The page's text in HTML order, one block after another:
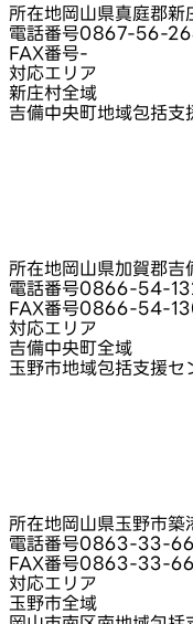
所在地岡山県真庭郡
電話番号0867-56-
FAX番号-
対応エリア
新庄村全域
吉備中央町地域包括支
所在地岡山県加賀郡吉
電話番号0866-54-
FAX番号0866-54-
対応エリア
吉備中央町全域
玉野市地域包括支援セ
所在地岡山県玉野市築
電話番号0863-33-
FAX番号0863-33-
対応エリア
玉野市全域